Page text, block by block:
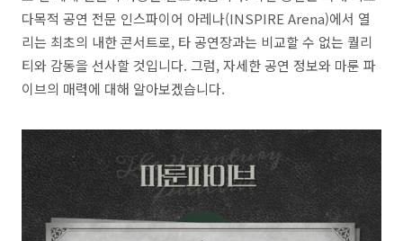
다목적 공연 전문 인스파이어 아레나(INSPIRE Arena)에서 열
리는 최초의 내한 콘서트로, 타 공연장과는 비교할 수 없는 퀄리
티와 감동을 선사할 것입니다. 그럼, 자세한 공연 정보와 마룬 파
이브의 매력에 대해 알아보겠습니다.